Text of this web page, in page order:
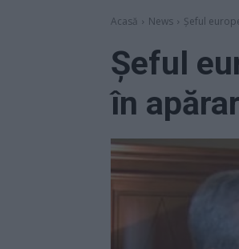
Acasă News Șeful
Șeful
în